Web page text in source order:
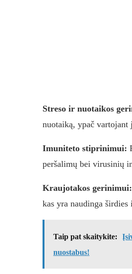
Streso ir nuotaikos
nuotaiką, ypač
Imuniteto stiprinimui:
peršalimų bei virusinių
Kraujotakos gerinimui:
kas yra naudinga
Taip pat skaitykite:
nuostabus!